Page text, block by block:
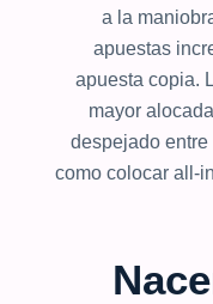
a la
apuestas
apuesta copia.
mayor
despejado
como colocar all-